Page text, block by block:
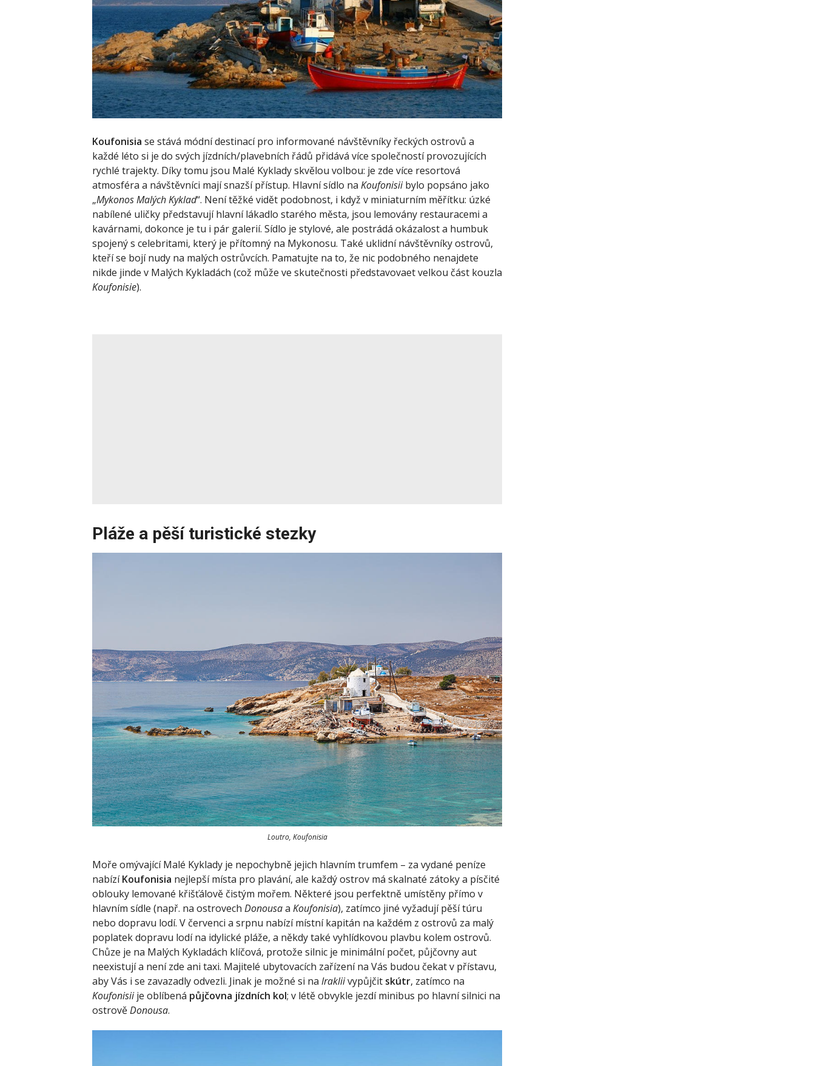
Koufonisia se stává módní destinací pro informované návštěvníky řeckých ostrovů a
každé léto si je do svých jízdních/plavebních řádů přidává více společností provozujících
rychlé trajekty. Díky tomu jsou Malé Kyklady skvělou volbou: je zde více resortová
atmosféra a návštěvníci mají snazší přístup. Hlavní sídlo na Koufonisiibylo popsáno jako
„Mykonos Malých Kyklad“. Není těžké vidět podobnost, i když v miniaturním měřítku: úzké
nabílené uličky představují hlavní lákadlo starého města, jsou lemovány restauracemi a
kavárnami, dokonce je tu i pár galerií. Sídlo je stylové, ale postrádá okázalost a humbuk
spojený s celebritami, který je přítomný na Mykonosu. Také uklidní návštěvníky ostrovů,
kteří se bojí nudy na malých ostrůvcích. Pamatujte na to, že nic podobného nenajdete
nikde jinde v Malých Kykladách (což může ve skutečnosti představovaet velkou část kouzla
Koufonisie).
Pláže a pěší turistické stezky
Loutro, Koufonisia
Moře omývající Malé Kyklady je nepochybně jejich hlavním trumfem – za vydané peníze
nabízíKoufonisia nejlepší místa pro plavání, ale každý ostrov má skalnaté zátoky a písčité
oblouky lemované křišťálově čistým mořem. Některé jsou perfektně umístěny přímo v
hlavním sídle (např. na ostrovech Donousaa Koufonisia), zatímco jiné vyžadují pěší túru
nebo dopravu lodí. V červenci a srpnu nabízí místní kapitán na každém z ostrovů za malý
poplatek dopravu lodí na idylické pláže, a někdy také vyhlídkovou plavbu kolem ostrovů.
Chůze je na Malých Kykladách klíčová, protože silnic je minimální počet, půjčovny aut
neexistují a není zde ani taxi. Majitelé ubytovacích zařízení na Vás budou čekat v přístavu,
aby Vás i se zavazadly odvezli. Jinak je možné si na Irakliivypůjčit skútr, zatímco na
Koufonisiije oblíbená půjčovna jízdních kol; v létě obvykle jezdí minibus po hlavní silnici na
ostrověDonousa.